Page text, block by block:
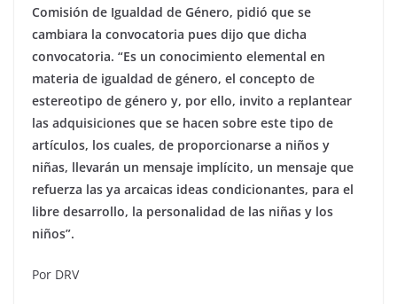
Comisión de Igualdad de Género, pidió que se
cambiara la convocatoria pues dijo que dicha
convocatoria. “Es un conocimiento elemental en
materia de igualdad de género, el concepto de
estereotipo de género y, por ello, invito a replantear
las adquisiciones que se hacen sobre este tipo de
artículos, los cuales, de proporcionarse a niños y
niñas, llevarán un mensaje implícito, un mensaje que
refuerza las ya arcaicas ideas condicionantes, para el
libre desarrollo, la personalidad de las niñas y los
niños”.
Por DRV